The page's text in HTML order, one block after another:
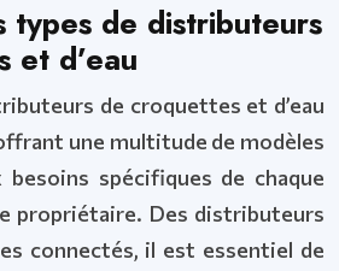
types de distributeurs
et d’eau
de croquettes et d’eau
une multitude de modèles
spécifiques de chaque
propriétaire. Des distributeurs
connectés, il est essentiel de